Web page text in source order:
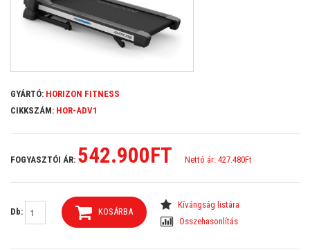
GYÁRTÓ: HORIZON FITNESS
CIKKSZÁM: HOR-ADV1
FOGYASZTÓI ÁR: 542.900FT Nettó ár: 427.480Ft
Db: KOSÁRBA
Kívángság listára
Összehasonlítás